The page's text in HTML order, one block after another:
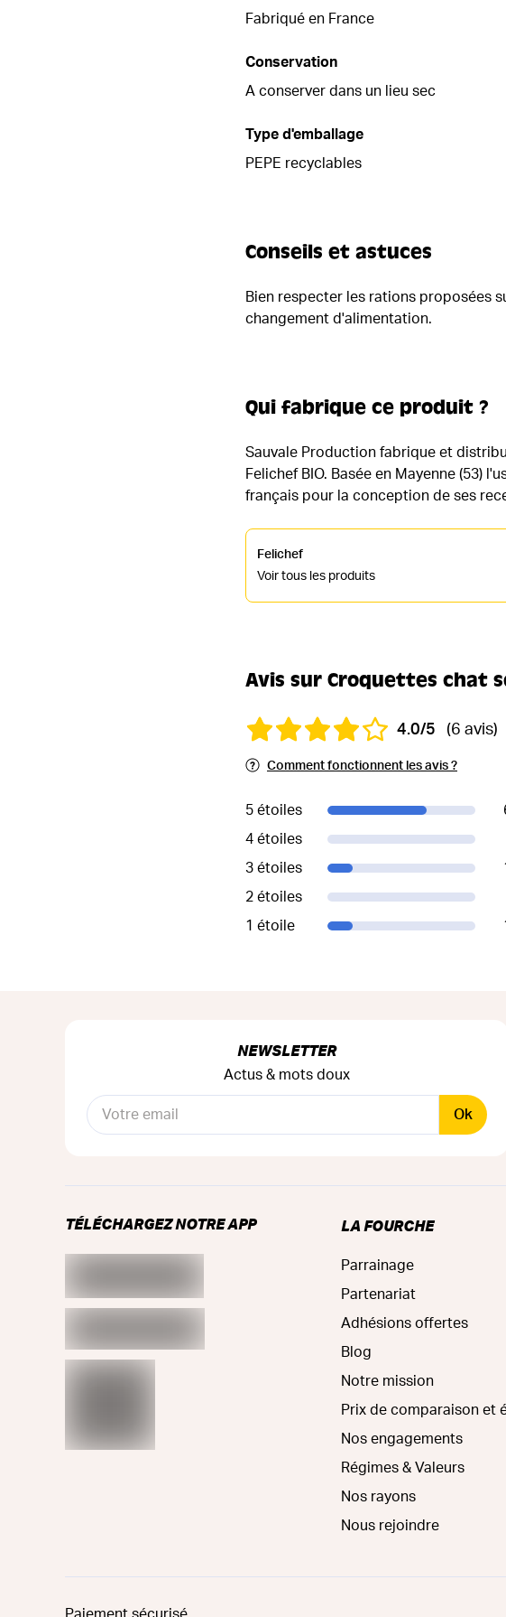
Fabriqué en France
Conservation
A conserver dans un lieu sec
Type d'emballage
PEPE recyclables
Conseils et astuces
Bien respecter les rations proposées
changement d'alimentation.
Qui fabrique ce produit ?
Sauvale Production fabrique et
Felichef BIO. Basée en Mayenne (53)
français pour la conception de ses
Felichef
Voir tous les produits
Avis sur Croquettes chat
4.0/5 (6 avis)
Comment fonctionnent les avis ?
5 étoiles
4 étoiles
3 étoiles
2 étoiles
1 étoile
NEWSLETTER
Actus & mots doux
Ok
TÉLÉCHARGEZ NOTRE APP LA FOURCHE
Parrainage
Partenariat
Adhésions offertes
Blog
Notre mission
Prix de comparaison et
Nos engagements
Régimes & Valeurs
Nos rayons
Nous rejoindre